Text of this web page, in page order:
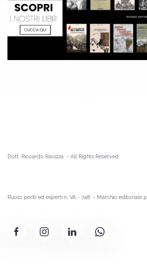
Dott. Riccardo Ravizza - All Rights Reserved
Ruolo periti ed esperti n. VA - 748 - Marchio editoriale